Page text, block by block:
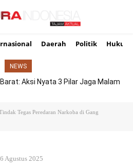
Daerah Politik Hukum
NEWS
Aksi Nyata 3 Pilar Jaga Malam
Tegas Peredaran Narkoba di Gang
Agustus 2025